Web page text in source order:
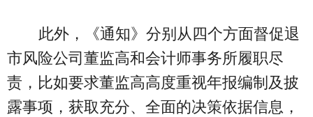
此外，《通知》分别从四个方面督促退
市风险公司董监高和会计师事务所履职尽
责，比如要求董监高高度重视年报编制及披
露事项，获取充分、全面的决策依据信息，